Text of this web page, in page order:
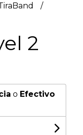
2
o Efectivo